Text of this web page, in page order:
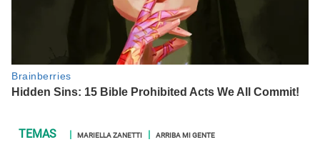
MARIELLA ZANETTI
ARRIBA MI GENTE